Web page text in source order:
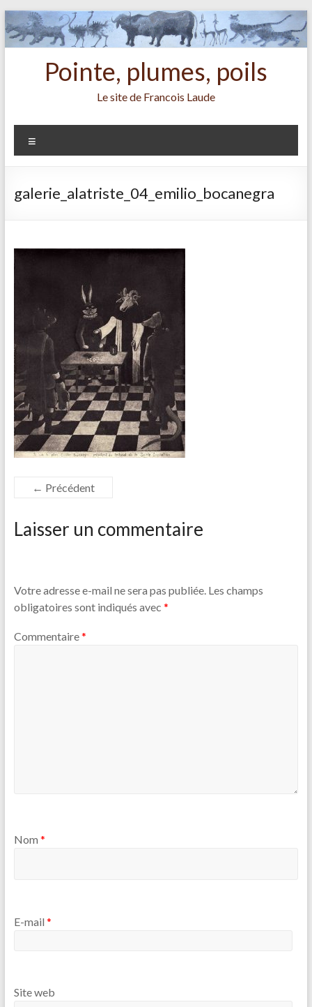
Aller
au
contenu
Pointe, plumes, poils
Le site de Francois Laude
galerie_alatriste_04_emilio_bocanegra
← Précédent
Laisser un commentaire
Votre adresse e-mail ne sera pas publiée. Les champs
obligatoires sont indiqués avec *
Commentaire*
Nom *
E-mail *
Site web